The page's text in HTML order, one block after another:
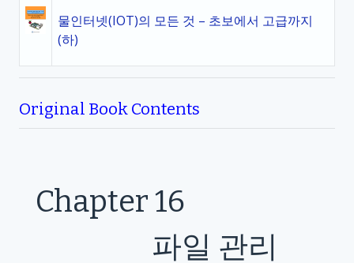
물인터넷(IOT)의 모든 것 – 초보에서 고급까지
(하)
Original Book Contents
Chapter 16
파일 관리